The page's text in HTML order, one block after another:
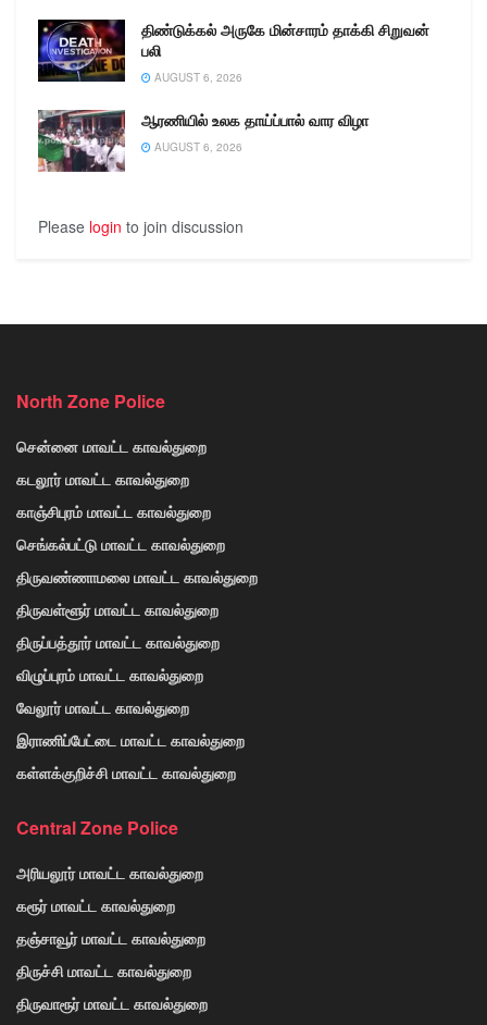
திண்டுக்கல் அருகே மின்சாரம் தாக்கி சிறுவன்
பலி
AUGUST 6, 2026
ஆரணியில் உலக தாய்ப்பால் வார விழா
AUGUST 6, 2026
Please login to join discussion
North Zone Police
சென்னை மாவட்ட காவல்துறை
கடலூர் மாவட்ட காவல்துறை
காஞ்சிபுரம் மாவட்ட காவல்துறை
செங்கல்பட்டு மாவட்ட காவல்துறை
திருவண்ணாமலை மாவட்ட காவல்துறை
திருவள்ளூர் மாவட்ட காவல்துறை
திருப்பத்தூர் மாவட்ட காவல்துறை
விழுப்புரம் மாவட்ட காவல்துறை
வேலூர் மாவட்ட காவல்துறை
இராணிப்பேட்டை மாவட்ட காவல்துறை
கள்ளக்குறிச்சி மாவட்ட காவல்துறை
Central Zone Police
அரியலூர் மாவட்ட காவல்துறை
கரூர் மாவட்ட காவல்துறை
தஞ்சாவூர் மாவட்ட காவல்துறை
திருச்சி மாவட்ட காவல்துறை
திருவாரூர் மாவட்ட காவல்துறை